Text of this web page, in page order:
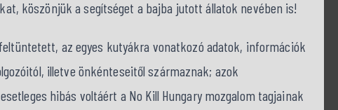
köszönjük a segítséget a bajba jutott állatok nevében is!
feltüntetett, az egyes kutyákra vonatkozó adatok, információk
illetve önkénteseitől származnak; azok
hibás voltáért a No Kill Hungary mozgalom tagjainak